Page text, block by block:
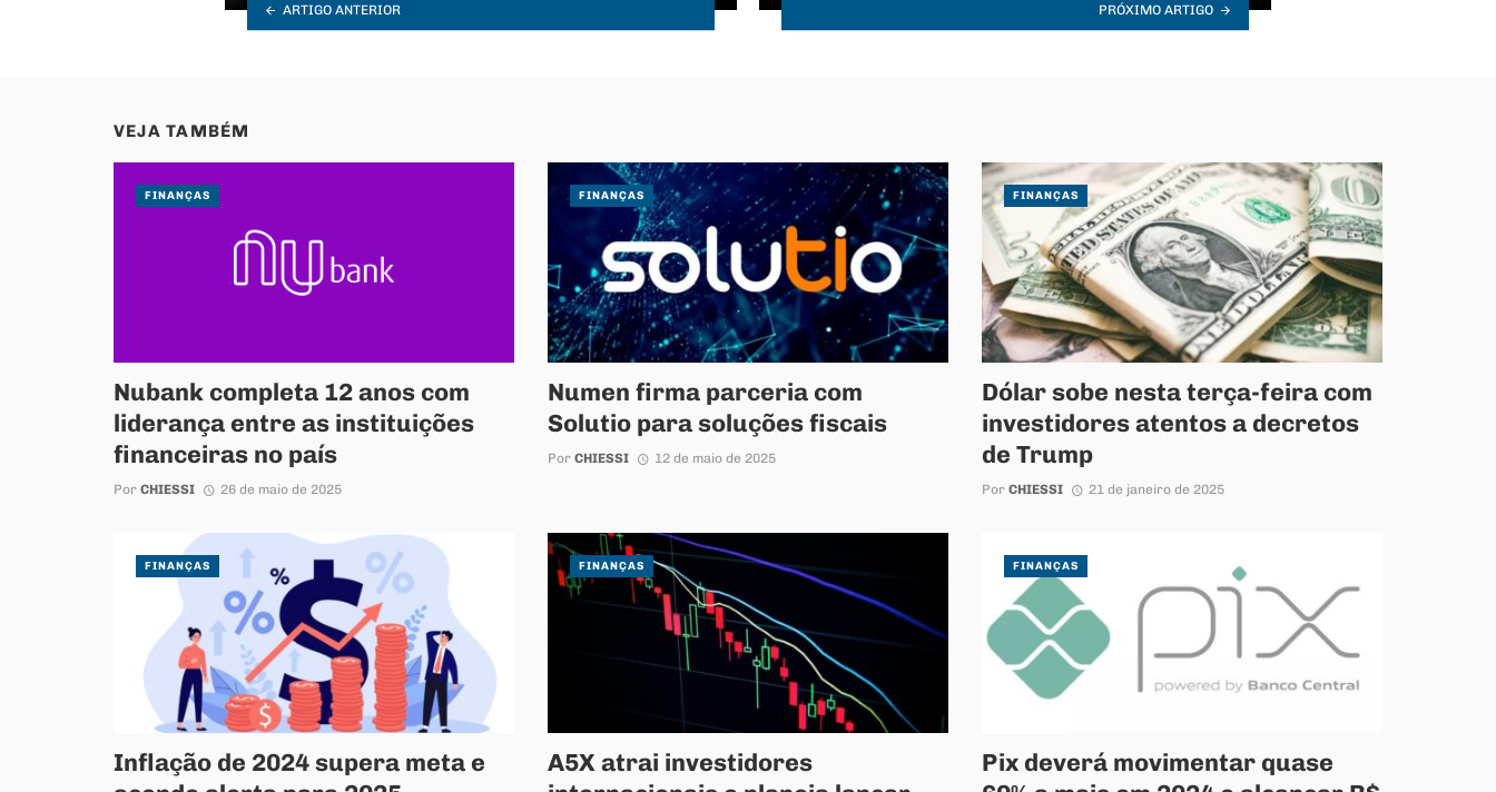
ARTIGO ANTERIOR PRÓXIMO ARTIGO
VEJA TAMBÉM
Nubank completa 12 anos com
liderança entre as instituições
financeiras no país
Por CHIESSI 26 de maio de 2025
FINANÇAS
Numen firma parceria com
Solutio para soluções fiscais
Por CHIESSI 12 de maio de 2025
FINANÇAS
Dólar sobe nesta terça-feira com
investidores atentos a decretos
de Trump
Por CHIESSI 21 de janeiro de 2025
FINANÇAS
Inflação de 2024 supera meta e
FINANÇAS
A5X atrai investidores
FINANÇAS
Pix deverá movimentar quase
FINANÇAS